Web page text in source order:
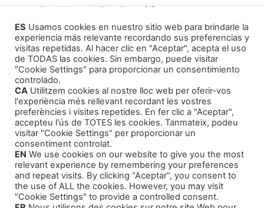
Servicios de Escritura
(1)
Consultor para Edición (1)
Cómo Publicar tu Obra (1)
Agentes Literarios(1)
Productos
Intriga y Narrativa
Cursos Formativos
ES Usamos cookies en nuestro sitio web para brindarle la
experiencia más relevante recordando sus preferencias y
visitas repetidas. Al hacer clic en "Aceptar", acepta el uso
de TODAS las cookies. Sin embargo, puede visitar
"Cookie Settings" para proporcionar un consentimiento
controlado.
CA Utilitzem cookies al nostre lloc web per oferir-vos
l'experiència més rellevant recordant les vostres
preferències i visites repetides. En fer clic a "Aceptar",
accepteu l'ús de TOTES les cookies. Tanmateix, podeu
visitar "Cookie Settings" per proporcionar un
consentiment controlat.
EN We use cookies on our website to give you the most
relevant experience by remembering your preferences
and repeat visits. By clicking “Aceptar”, you consent to
the use of ALL the cookies. However, you may visit
"Cookie Settings" to provide a controlled consent.